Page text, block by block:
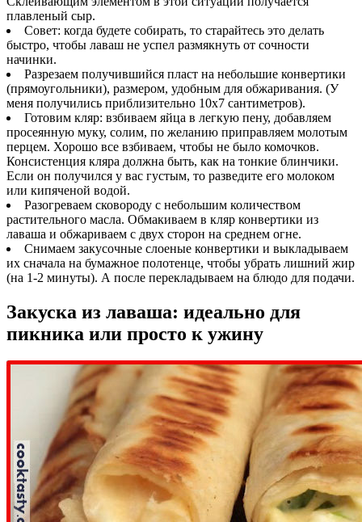
плавленый сыр.
Совет: когда будете собирать, то старайтесь это делать
быстро, чтобы лаваш не успел размякнуть от сочности
начинки.
Разрезаем получившийся пласт на небольшие конвертики
(прямоугольники), размером, удобным для обжаривания. (У
меня получились приблизительно 10х7 сантиметров).
Готовим кляр: взбиваем яйца в легкую пену, добавляем
просеянную муку, солим, по желанию приправляем молотым
перцем. Хорошо все взбиваем, чтобы не было комочков.
Консистенция кляра должна быть, как на тонкие блинчики.
Если он получился у вас густым, то разведите его молоком
или кипяченой водой.
Разогреваем сковороду с небольшим количеством
растительного масла. Обмакиваем в кляр конвертики из
лаваша и обжариваем с двух сторон на среднем огне.
Снимаем закусочные слоеные конвертики и выкладываем
их сначала на бумажное полотенце, чтобы убрать лишний жир
(на 1-2 минуты). А после перекладываем на блюдо для подачи.
Закуска из лаваша: идеально для
пикника или просто к ужину